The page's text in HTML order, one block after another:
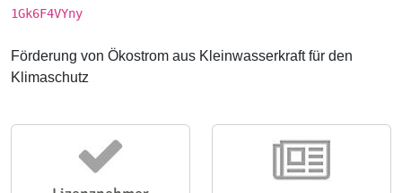
1Gk6F4VYny
Förderung von Ökostrom aus Kleinwasserkraft für den
Klimaschutz